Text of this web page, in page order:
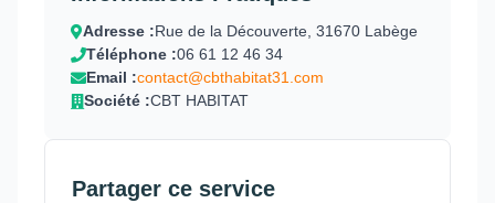
Adresse :Rue de la Découverte, 31670 Labège
Téléphone :06 61 12 46 34
Email :contact@cbthabitat31.com
Société :CBT HABITAT
Partager ce service